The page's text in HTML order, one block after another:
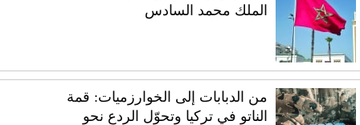
الملك محمد السادس
من الدبابات إلى الخوارزميات: قمة
الناتو في تركيا وتحوّل الردع نحو